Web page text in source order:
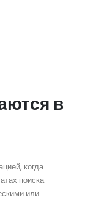
в
когда
поиска.
или